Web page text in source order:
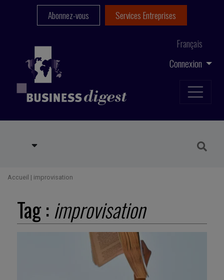
Connexion
Français
Abonnez-vous Services Entreprises
Accueil | improvisation
Tag :improvisation